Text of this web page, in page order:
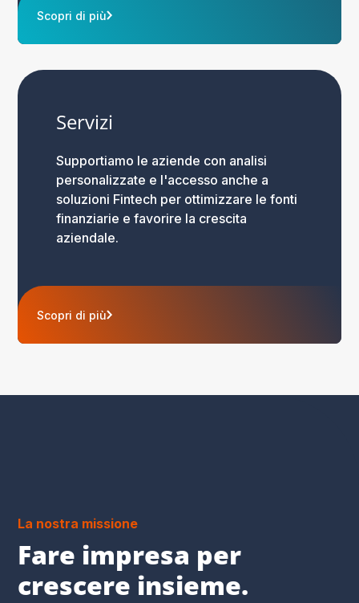
Scopri di più
Servizi
Supportiamo le aziende con analisi
personalizzate e l'accesso anche a
soluzioni Fintech per ottimizzare le fonti
finanziarie e favorire la crescita
aziendale.
Scopri di più
La nostra missione
Fare impresa per
crescere insieme.